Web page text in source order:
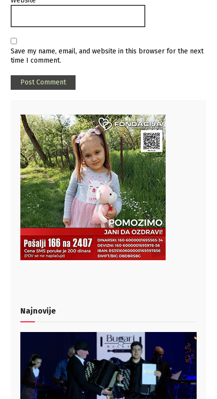
Save my name, email, and website in this browser for the next
time I comment.
Najnovije